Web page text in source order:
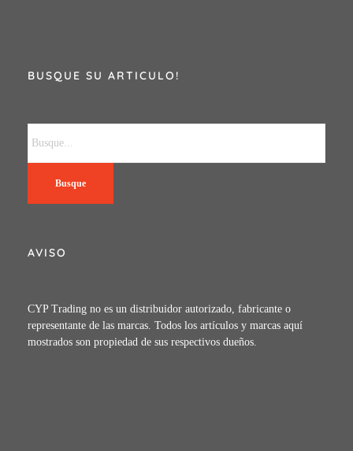
BUSQUE SU ARTICULO!
Busque
AVISO
CYP Trading no es un distribuidor autorizado, fabricante o
representante de las marcas. Todos los artículos y marcas aquí
mostrados son propiedad de sus respectivos dueños.